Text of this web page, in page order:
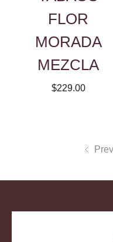
FLOR
MORADA
MEZCLA
$229.00
Prev